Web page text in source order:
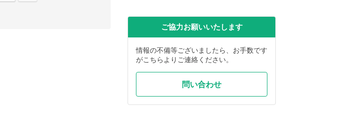
ご協力お願いいたします
情報の不備等ございましたら、お手数です
がこちらよりご連絡ください。
問い合わせ